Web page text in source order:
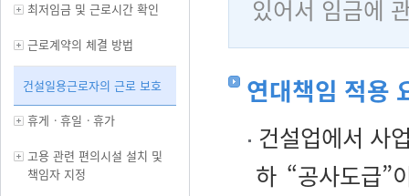
최저임금 및 근로시간 확인
근로계약의 체결 방법
건설일용근로자의 근로 보호
휴게ㆍ휴일ㆍ휴가
고용 관련 편의시설 설치 및
책임자 지정
있어서 임금에
연대책임 적용
건설업에서 사
하 “공사도급”